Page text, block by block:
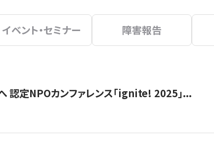
イベント・セミナー 障害報告
認定NPOカンファレンス「ignite! 2025」...